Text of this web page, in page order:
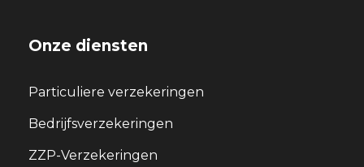
Onze diensten
Particuliere verzekeringen
Bedrijfsverzekeringen
ZZP-Verzekeringen